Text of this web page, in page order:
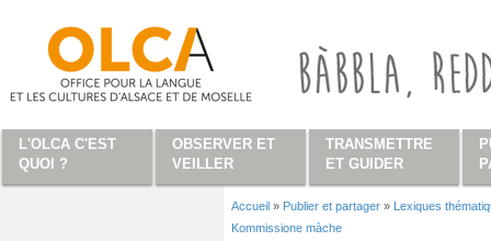
Vous êtes ici
Accueil » Publier et partager » Lexiques
Kommissione màche
L'OLCA C'EST
QUOI ?
OBSERVER ET
VEILLER
TRANSMETTRE
ET GUIDER